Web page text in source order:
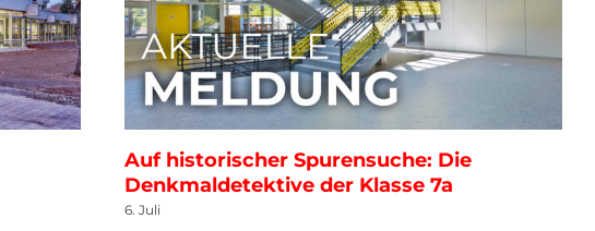
Auf historischer Spurensuche: Die
Denkmaldetektive der Klasse 7a
6. Juli